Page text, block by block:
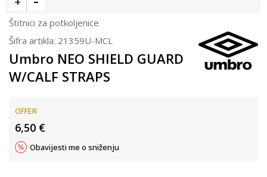
Štitnici za potkoljenice
Šifra artikla: 21359U-MCL
Umbro NEO SHIELD GUARD
W/CALF STRAPS
OFFER
6,50 €
Obavijesti me o sniženju